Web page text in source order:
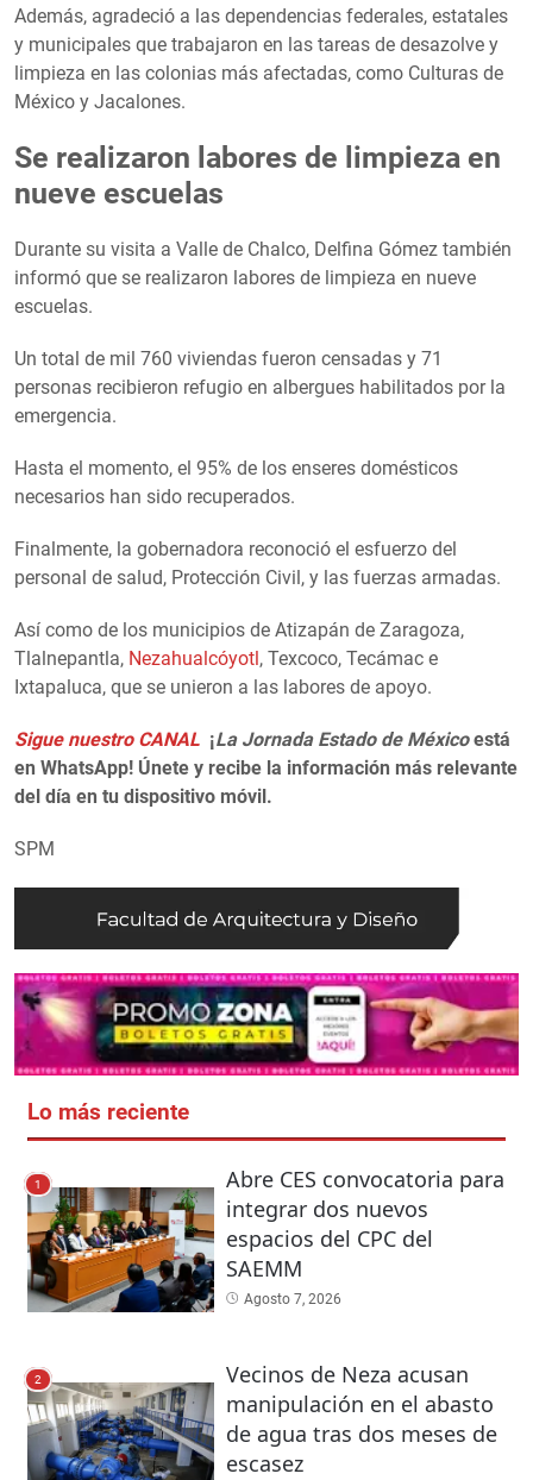
Además, agradeció a las dependencias federales, estatales
y municipales que trabajaron en las tareas de desazolve y
limpieza en las colonias más afectadas, como Culturas de
México y Jacalones.
Se realizaron labores de limpieza en
nueve escuelas
Durante su visita a Valle de Chalco, Delfina Gómez también
informó que se realizaron labores de limpieza en nueve
escuelas.
Un total de mil 760 viviendas fueron censadas y 71
personas recibieron refugio en albergues habilitados por la
emergencia.
Hasta el momento, el 95% de los enseres domésticos
necesarios han sido recuperados.
Finalmente, la gobernadora reconoció el esfuerzo del
personal de salud, Protección Civil, y las fuerzas armadas.
Así como de los municipios de Atizapán de Zaragoza,
Tlalnepantla, Nezahualcóyotl, Texcoco, Tecámac e
Ixtapaluca, que se unieron a las labores de apoyo.
Sigue nuestro CANAL ¡La Jornada Estado de Méxicoestá
en WhatsApp! Únete y recibe la información más relevante
del día en tu dispositivo móvil.
SPM
Lo más reciente
1
Abre CES convocatoria para
integrar dos nuevos
espacios del CPC del
SAEMM
Agosto 7, 2026
2
Vecinos de Neza acusan
manipulación en el abasto
de agua tras dos meses de
escasez